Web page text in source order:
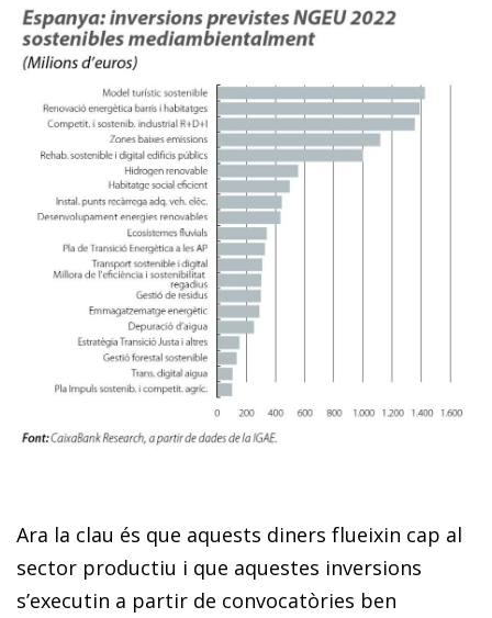
Ara la clau és que aquests diners flueixin cap al
sector productiu i que aquestes inversions
s’executin a partir de convocatòries ben